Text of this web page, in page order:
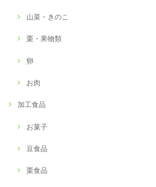
山菜・きのこ
栗・果物類
卵
お肉
加工食品
お菓子
豆食品
栗食品